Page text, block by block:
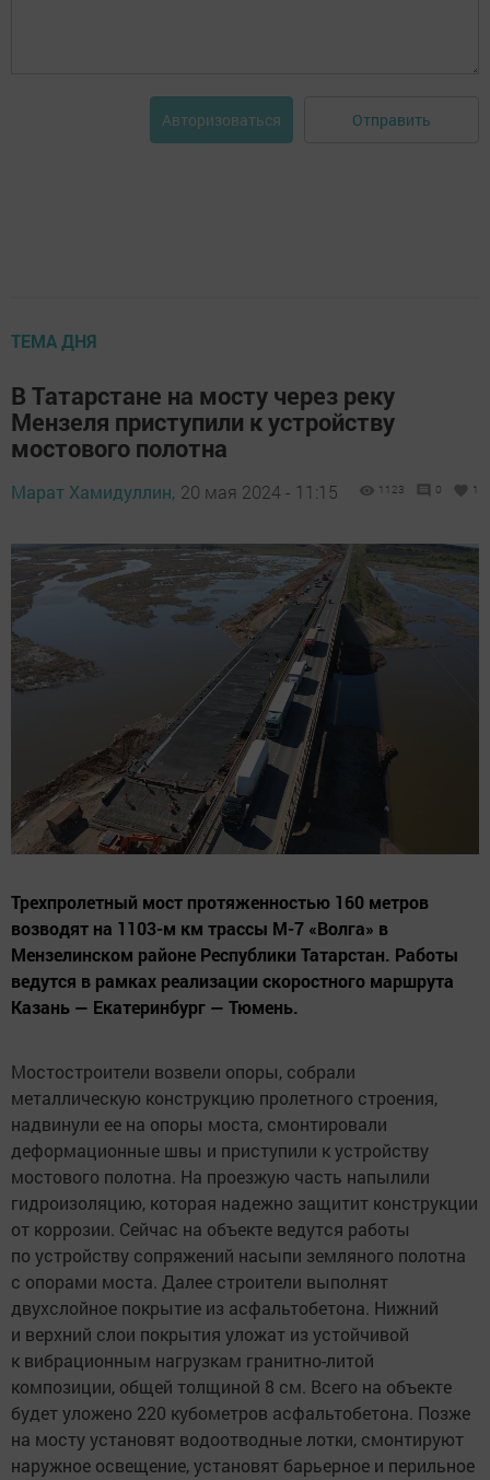
Авторизоваться Отправить
ТЕМА ДНЯ
В Татарстане на мосту через реку
Мензеля приступили к устройству
мостового полотна
Марат Хамидуллин, 20 мая 2024 - 11:15 1123 0 1
Трехпролетный мост протяженностью 160 метров
возводят на 1103-м км трассы М-7 «Волга» в
Мензелинском районе Республики Татарстан. Работы
ведутся в рамках реализации скоростного маршрута
Казань — Екатеринбург — Тюмень.
Мостостроители возвели опоры, собрали
металлическую конструкцию пролетного строения,
надвинули ее на опоры моста, смонтировали
деформационные швы и приступили к устройству
мостового полотна. На проезжую часть напылили
гидроизоляцию, которая надежно защитит конструкции
от коррозии. Сейчас на объекте ведутся работы
по устройству сопряжений насыпи земляного полотна
с опорами моста. Далее строители выполнят
двухслойное покрытие из асфальтобетона. Нижний
и верхний слои покрытия уложат из устойчивой
к вибрационным нагрузкам гранитно-литой
композиции, общей толщиной 8 см. Всего на объекте
будет уложено 220 кубометров асфальтобетона. Позже
на мосту установят водоотводные лотки, смонтируют
наружное освещение, установят барьерное и перильное